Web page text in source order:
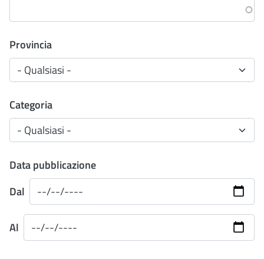
Provincia
Categoria
Data pubblicazione
Dal
Al